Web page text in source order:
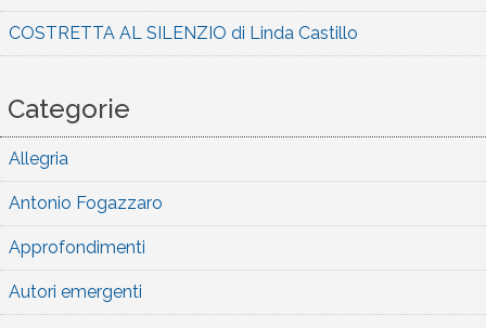
COSTRETTA AL SILENZIO di Linda Castillo
Categorie
Allegria
Antonio Fogazzaro
Approfondimenti
Autori emergenti